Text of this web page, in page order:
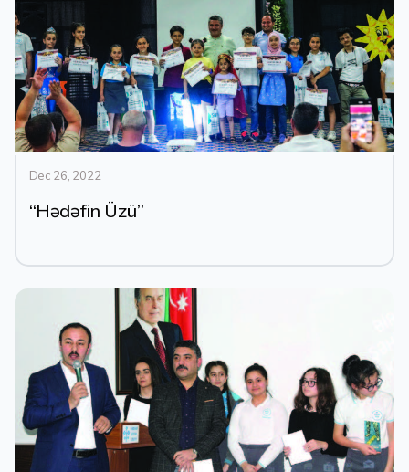
Dec 26, 2022
“Hədəfin Üzü”